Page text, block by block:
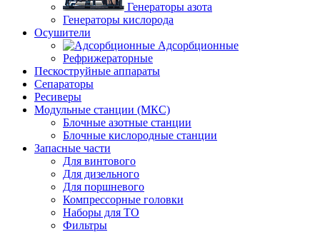
Генераторы азота
Генераторы кислорода
Осушители
Адсорбционные
Рефрижераторные
Пескоструйные аппараты
Сепараторы
Ресиверы
Модульные станции (МКС)
Блочные азотные станции
Блочные кислородные станции
Запасные части
Для винтового
Для дизельного
Для поршневого
Компрессорные головки
Наборы для ТО
Фильтры